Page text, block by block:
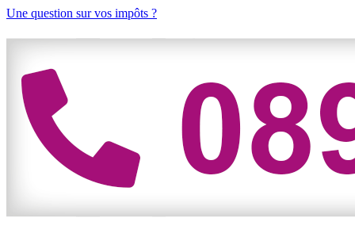
Une question sur vos impôts ?